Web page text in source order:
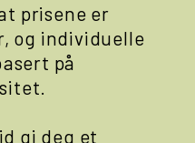
prisene er
og individuelle
på
gi deg et